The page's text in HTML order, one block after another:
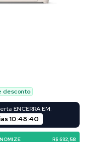
desconto
ENCERRA EM:
10:48:39
R$ 692,58